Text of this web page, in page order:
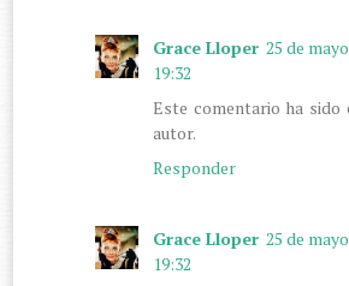
Grace Lloper 25 de
19:32
Este comentario ha sido
autor.
Responder
Grace Lloper 25 de
19:32